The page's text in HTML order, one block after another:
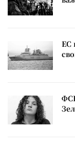
ЕС